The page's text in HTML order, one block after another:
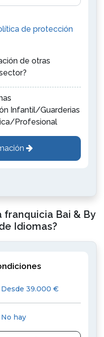
de protección
de otras
Infantil/Guarderias
Profesional
franquicia Bai & By
Idiomas?
Desde 39.000 €
No hay